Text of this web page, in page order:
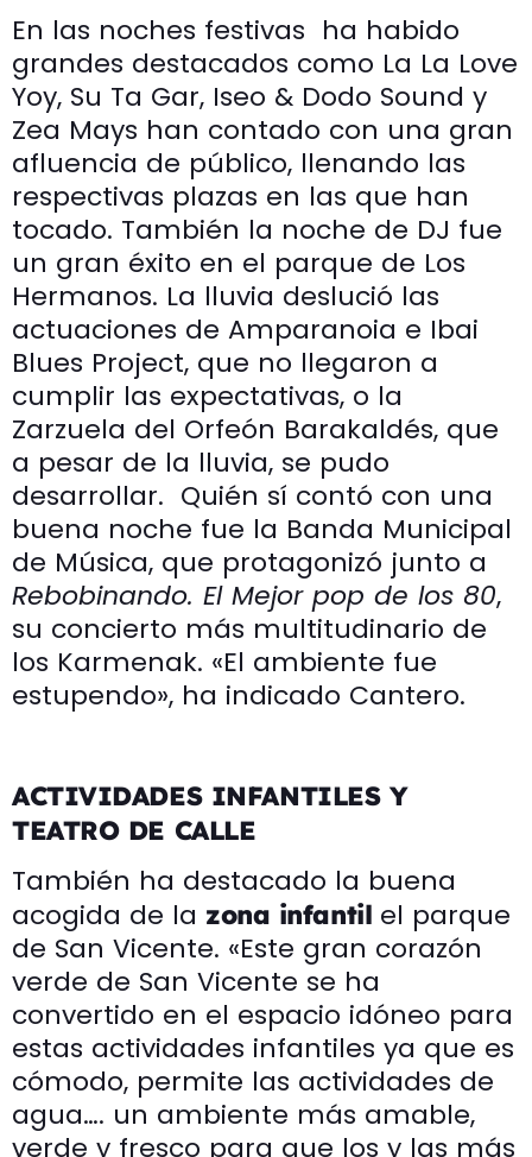
En las noches festivas ha habido
grandes destacados como La La Love
Yoy, Su Ta Gar, Iseo & Dodo Sound y
Zea Mays han contado con una gran
afluencia de público, llenando las
respectivas plazas en las que han
tocado. También la noche de DJ fue
un gran éxito en el parque de Los
Hermanos. La lluvia deslució las
actuaciones de Amparanoia e Ibai
Blues Project, que no llegaron a
cumplir las expectativas, o la
Zarzuela del Orfeón Barakaldés, que
a pesar de la lluvia, se pudo
desarrollar. Quién sí contó con una
buena noche fue la Banda Municipal
de Música, que protagonizó junto a
Rebobinando. El Mejor pop de los 80,
su concierto más multitudinario de
los Karmenak. «El ambiente fue
estupendo», ha indicado Cantero.
ACTIVIDADES INFANTILES Y
TEATRO DE CALLE
También ha destacado la buena
acogida de la zona infantil el parque
de San Vicente. «Este gran corazón
verde de San Vicente se ha
convertido en el espacio idóneo para
estas actividades infantiles ya que es
cómodo, permite las actividades de
agua…. un ambiente más amable,
verde y fresco para que los y las más